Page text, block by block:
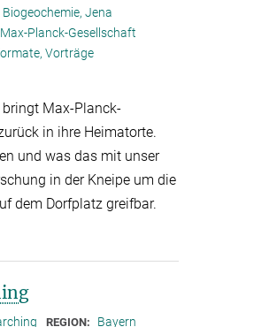
Jena
Max-Planck-Gesellschaft
Vorträge
Max-Planck-
in ihre Heimatorte.
und was das mit unser
in der Kneipe um die
dem Dorfplatz greifbar.
REGION: Bayern